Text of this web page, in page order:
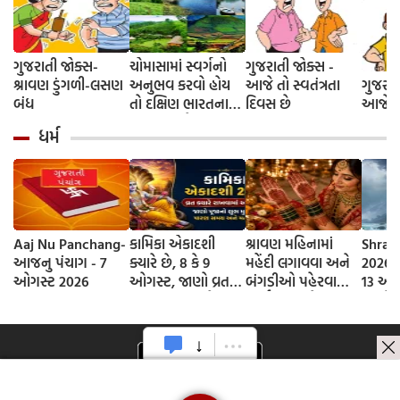
ગુજરાતી જોક્સ-
શ્રાવણ ડુંગળી-લસણ
બંધ
ચોમાસામાં સ્વર્ગનો
અનુભવ કરવો હોય
તો દક્ષિણ ભારતના
મુલાકાત લો
ગુજરાતી જોક્સ -
આજે તો સ્વતંત્રતા
દિવસ છે
આજે
ધર્મ
Aaj Nu Panchang-
આજનુ પંચાગ - 7
ઓગસ્ટ 2026
કામિકા એકાદશી
ક્યારે છે, 8 કે 9
ઓગસ્ટ, જાણો વ્રતની
ભગવાન વિષ્ણુની
પૂજાનું શુભ મુહૂર્ત
શ્રાવણ મહિનામાં
મહેંદી લગાવવા અને
બંગડીઓ પહેરવાના
2026
13